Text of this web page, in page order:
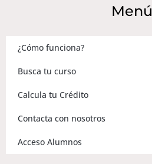
Menú
¿Cómo funciona?
Busca tu curso
Calcula tu Crédito
Contacta con nosotros
Acceso Alumnos